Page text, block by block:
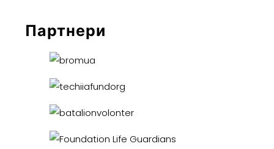
Партнери